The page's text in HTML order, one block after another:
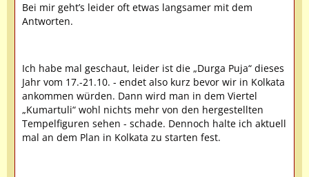
Bei mir geht’s leider oft etwas langsamer mit dem
Antworten.
Ich habe mal geschaut, leider ist die „Durga Puja“ dieses
Jahr vom 17.-21.10. - endet also kurz bevor wir in Kolkata
ankommen würden. Dann wird man in dem Viertel
„Kumartuli“ wohl nichts mehr von den hergestellten
Tempelfiguren sehen - schade. Dennoch halte ich aktuell
mal an dem Plan in Kolkata zu starten fest.